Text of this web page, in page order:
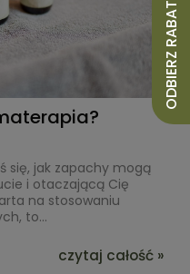
się, jak zapachy mogą
i otaczającą Cię
na stosowaniu
to...
czytaj całość »
ODBIERZ RABAT 10%